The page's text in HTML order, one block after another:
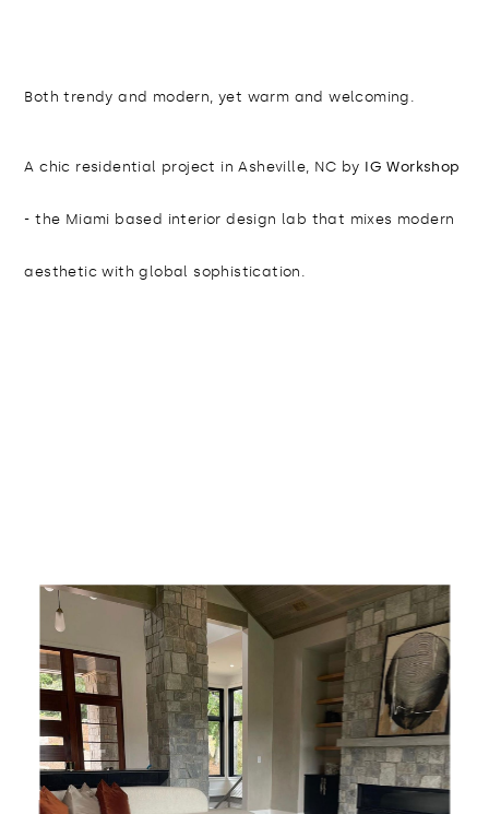
Both trendy and modern, yet warm and welcoming.
A chic residential project in Asheville, NC by IG Workshop
- the Miami based interior design lab that mixes modern
aesthetic with global sophistication.